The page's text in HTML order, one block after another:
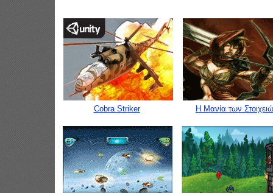
Cobra Striker Η Μανία των